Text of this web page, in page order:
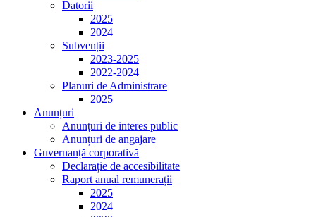
Datorii
2025
2024
Subvenții
2023-2025
2022-2024
Planuri de Administrare
2025
Anunțuri
Anunțuri de interes public
Anunțuri de angajare
Guvernanță corporativă
Declarație de accesibilitate
Raport anual remunerații
2025
2024